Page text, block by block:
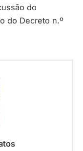
do
do Decreto n.º